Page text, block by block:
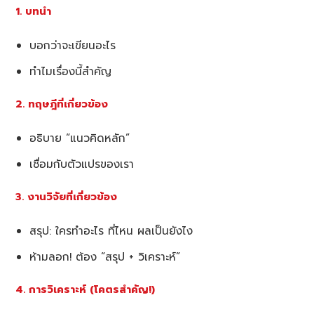
1. บทนำ
บอกว่าจะเขียนอะไร
ทำไมเรื่องนี้สำคัญ
2. ทฤษฎีที่เกี่ยวข้อง
อธิบาย “แนวคิดหลัก”
เชื่อมกับตัวแปรของเรา
3. งานวิจัยที่เกี่ยวข้อง
สรุป: ใครทำอะไร ที่ไหน ผลเป็นยังไง
ห้ามลอก! ต้อง “สรุป + วิเคราะห์”
4. การวิเคราะห์ (โคตรสำคัญ!)